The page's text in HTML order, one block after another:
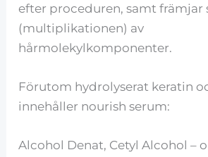
efter proceduren, samt främjar
(multiplikationen) av
hårmolekylkomponenter.
Förutom hydrolyserat keratin
innehåller nourish serum:
Alcohol Denat, Cetyl Alcohol –